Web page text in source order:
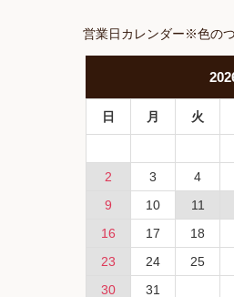
営業日カレンダー※色の
日 月 火
2
3 4
9
10 11
16
17 18
23
24 25
30
31